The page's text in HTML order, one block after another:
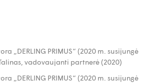
„DERLING PRIMUS“ (2020 m. susijungė
Talinas, vadovaujanti partnerė (2020)
„DERLING PRIMUS“ (2020 m. susijungė